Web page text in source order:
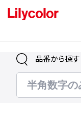
ログイン・新規会員登録
品番から探す